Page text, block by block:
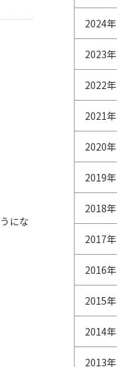
にな
2024年
2023年
2022年
2021年
2020年
2019年
2018年
2017年
2016年
2015年
2014年
2013年